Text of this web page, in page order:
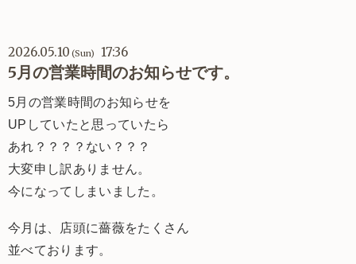
2026.05.10 (Sun) 17:36
5月の営業時間のお知らせです。
5月の営業時間のお知らせを
UPしていたと思っていたら
あれ？？？？ない？？？
大変申し訳ありません。
今になってしまいました。
今月は、店頭に薔薇をたくさん
並べております。